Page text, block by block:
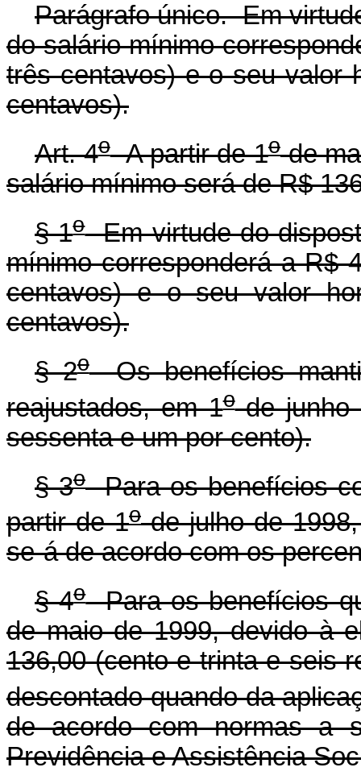
Parágrafo único. Em
do salário mínimo
três centavos) e o seu valor
centavos).
Art. 4oA partir de 1ode
salário mínimo será de R$
§ 1oEm virtude do
mínimo corresponderá a R$
centavos) e o seu valor
centavos).
§ 2oOs benefícios
reajustados, em 1ode junho
sessenta e um por cento).
§ 3oPara os benefícios
partir de 1ode julho de
se-á de acordo com os
§ 4oPara os benefícios
de maio de 1999, devido à
136,00 (cento e trinta e seis
descontado quando da
de acordo com normas a
Previdência e Assistência